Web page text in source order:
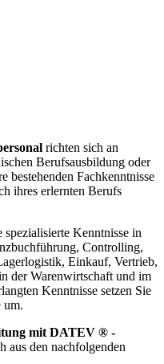
richten sich an
Berufsausbildung oder
bestehenden Fachkenntnisse
ihres erlernten Berufs
spezialisierte Kenntnisse in
Controlling,
Einkauf, Vertrieb,
der Warenwirtschaft und im
Kenntnisse setzen Sie
um.
mit DATEV ® -
aus den nachfolgenden